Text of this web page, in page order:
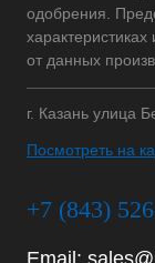
одобрения.
от данных
г. Казань улица
Посмотреть на
+7 (843)
Email: